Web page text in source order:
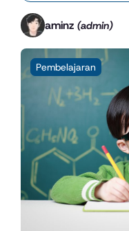
aminz (admin)
Pembelajaran